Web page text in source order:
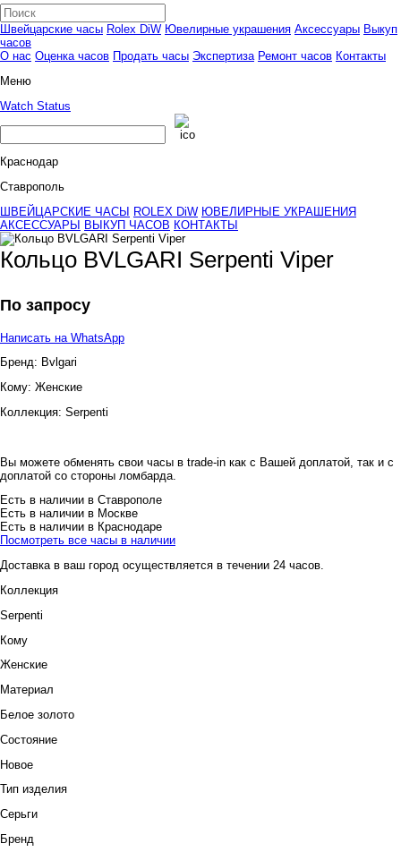
Швейцарские часы Rolex DiW Ювелирные украшения Аксессуары Выкуп
часов
О нас Оценка часов Продать часы Экспертиза Ремонт часов Контакты
Меню
Watch Status
Краснодар
Ставрополь
ШВЕЙЦАРСКИЕ ЧАСЫ
ROLEX DiW ЮВЕЛИРНЫЕ УКРАШЕНИЯ
АКСЕССУАРЫ
ВЫКУП ЧАСОВ КОНТАКТЫ
Кольцо BVLGARI Serpenti Viper
По запросу
Написать на WhatsApp
Бренд: Bvlgari
Кому: Женские
Коллекция: Serpenti
Вы можете обменять свои часы в trade-in как с Вашей доплатой, так и с
доплатой со стороны ломбарда.
Есть в наличии в Ставрополе
Есть в наличии в Москве
Есть в наличии в Краснодаре
Посмотреть все часы в наличии
Доставка в ваш город осуществляется в течении 24 часов.
Коллекция
Serpenti
Кому
Женские
Материал
Белое золото
Состояние
Новое
Тип изделия
Серьги
Бренд